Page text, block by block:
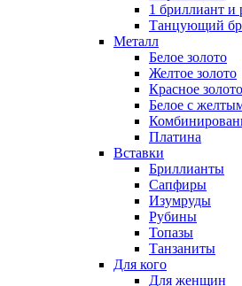
1 бриллиант и
Танцующий
Металл
Белое золото
Желтое золото
Красное золото
Белое с
Платина
Вставки
Бриллианты
Сапфиры
Изумруды
Рубины
Топазы
Танзаниты
Для кого
Для женщин